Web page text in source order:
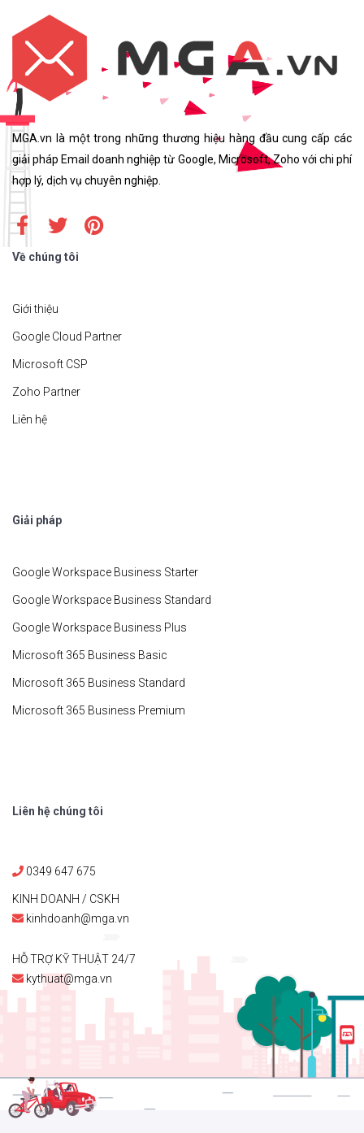
MGA.vn là một trong những thương hiệu hàng đầu cung cấp các
giải pháp Email doanh nghiệp từ Google, Microsoft, Zoho với chi phí
hợp lý, dịch vụ chuyên nghiệp.
Về chúng tôi
Giới thiệu
Google Cloud Partner
Microsoft CSP
Zoho Partner
Liên hệ
Giải pháp
Google Workspace Business Starter
Google Workspace Business Standard
Google Workspace Business Plus
Microsoft 365 Business Basic
Microsoft 365 Business Standard
Microsoft 365 Business Premium
Liên hệ chúng tôi
0349 647 675
KINH DOANH / CSKH
kinhdoanh@mga.vn
HỖ TRỢ KỸ THUẬT 24/7
kythuat@mga.vn